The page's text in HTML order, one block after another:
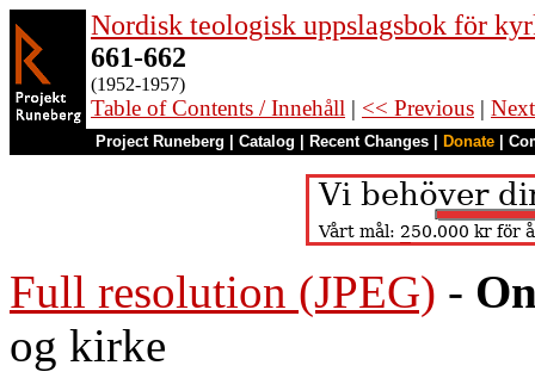
Nordisk teologisk uppslagsbok för
661-662
(1952-1957)
Table of Contents / Innehåll | << Previous |
Project Runeberg Catalog Recent Changes Donate
Full resolution (JPEG) -
og kirke